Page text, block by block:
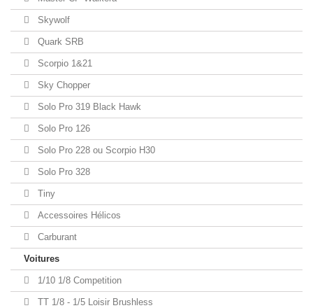
Skywolf
Quark SRB
Scorpio 1&21
Sky Chopper
Solo Pro 319 Black Hawk
Solo Pro 126
Solo Pro 228 ou Scorpio H30
Solo Pro 328
Tiny
Accessoires Hélicos
Carburant
Voitures
1/10 1/8 Competition
TT 1/8 - 1/5 Loisir Brushless